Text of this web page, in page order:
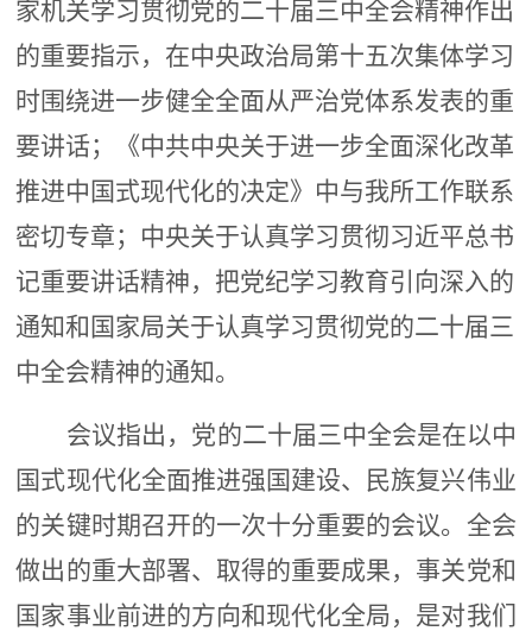
家机关学习贯彻党的二十届三中全会精神作出
的重要指示，在中央政治局第十五次集体学习
时围绕进一步健全全面从严治党体系发表的重
要讲话；《中共中央关于进一步全面深化改革
推进中国式现代化的决定》中与我所工作联系
密切专章；中央关于认真学习贯彻习近平总书
记重要讲话精神，把党纪学习教育引向深入的
通知和国家局关于认真学习贯彻党的二十届三
中全会精神的通知。
会议指出， 党的二十届三中全会是在以中
国式现代化全面推进强国建设、民族复兴伟业
的关键时期召开的一次十分重要的会议。 全会
做出的重大部署、取得的重要成果，事关党和
国家事业前进的方向和现代化全局，是对我们